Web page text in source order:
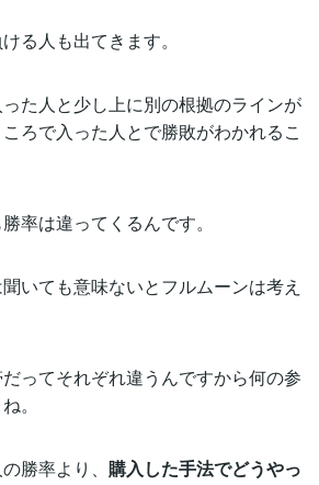
る人も出てきます。
た人と少し上に別の根拠のラインが
ろで入った人とで勝敗がわかれるこ
率は違ってくるんです。
いても意味ないとフルムーンは考え
ってそれぞれ違うんですから何の参
。
勝率より、 購入した手法でどうやっ